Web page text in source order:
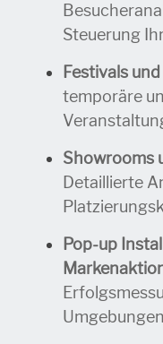
Steuerung
Festivals
temporäre
Showrooms
Detaillierte
Pop-up